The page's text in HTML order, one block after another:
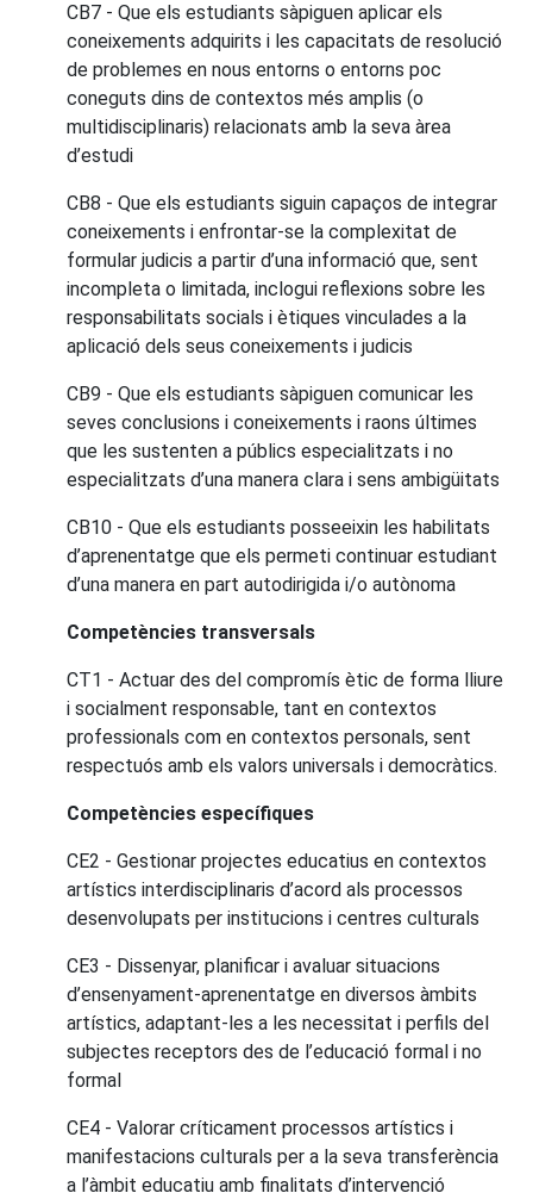
CB7 - Que els estudiants sàpiguen aplicar els
coneixements adquirits i les capacitats de resolució
de problemes en nous entorns o entorns poc
coneguts dins de contextos més amplis (o
multidisciplinaris) relacionats amb la seva àrea
d’estudi
CB8 - Que els estudiants siguin capaços de integrar
coneixements i enfrontar-se la complexitat de
formular judicis a partir d’una informació que, sent
incompleta o limitada, inclogui reflexions sobre les
responsabilitats socials i ètiques vinculades a la
aplicació dels seus coneixements i judicis
CB9 - Que els estudiants sàpiguen comunicar les
seves conclusions i coneixements i raons últimes
que les sustenten a públics especialitzats i no
especialitzats d’una manera clara i sens ambigüitats
CB10 - Que els estudiants posseeixin les habilitats
d’aprenentatge que els permeti continuar estudiant
d’una manera en part autodirigida i/o autònoma
Competències transversals
CT1 - Actuar des del compromís ètic de forma lliure
i socialment responsable, tant en contextos
professionals com en contextos personals, sent
respectuós amb els valors universals i democràtics.
Competències específiques
CE2 - Gestionar projectes educatius en contextos
artístics interdisciplinaris d’acord als processos
desenvolupats per institucions i centres culturals
CE3 - Dissenyar, planificar i avaluar situacions
d’ensenyament-aprenentatge en diversos àmbits
artístics, adaptant-les a les necessitat i perfils del
subjectes receptors des de l’educació formal i no
formal
CE4 - Valorar críticament processos artístics i
manifestacions culturals per a la seva transferència
a l’àmbit educatiu amb finalitats d’intervenció